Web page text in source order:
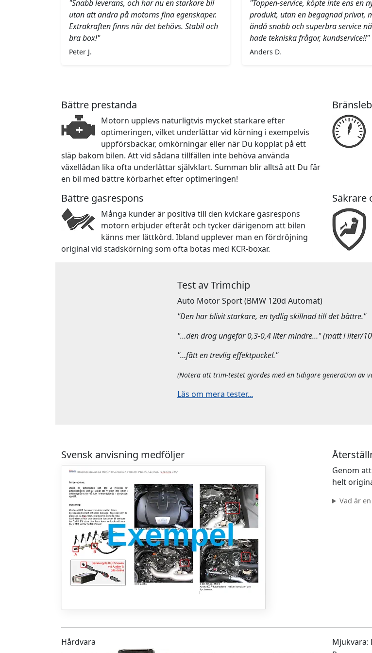
"Snabb leverans, och har nu en starkare bil
utan att ändra på motorns fina egenskaper.
Extrakraften finns när det behövs. Stabil och
bra box!"
Peter J.
"Toppen-service, köpte inte ens en
produkt, utan en begagnad privat,
ändå snabb och superbra service
hade tekniska frågor, kundservice!!"
Anders D.
Bättre prestanda
Motorn upplevs naturligtvis mycket starkare efter
optimeringen, vilket underlättar vid körning i exempelvis
uppförsbackar, omkörningar eller när Du kopplat på ett
släp bakom bilen. Att vid sådana tillfällen inte behöva använda
växellådan lika ofta underlättar självklart. Summan blir alltså att Du får
en bil med bättre körbarhet efter optimeringen!
Bättre gasrespons
Många kunder är positiva till den kvickare gasrespons
motorn erbjuder efteråt och tycker därigenom att bilen
känns mer lättkörd. Ibland upplever man en fördröjning
original vid stadskörning som ofta botas med KCR-boxar.
Säkrare
Test av Trimchip
Auto Motor Sport(BMW 120d Automat)
"Den har blivit starkare, en tydlig skillnad till det bättre."
"…den drog ungefär 0,3-0,4 liter mindre…" (mätt i liter/
"…fått en trevlig effektpuckel."
(Notera att trim-testet gjordes med en tidigare generation av
Läs om mera tester...
Svensk anvisning medföljer
Genom
helt
Vad är
Hårdvara
Mjukvara: